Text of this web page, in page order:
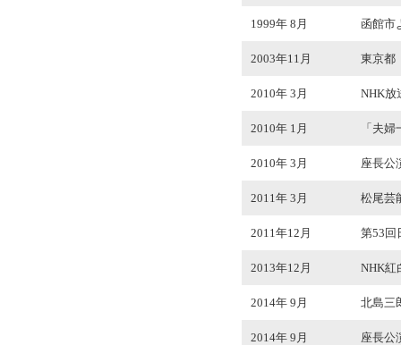
1999年 8月 函館市
2003年11月 東京都
2010年 3月 NHK放
2010年 1月 「夫
2010年 3月 座長公
2011年 3月 松尾芸
2011年12月 第53回
2013年12月 NHK紅
2014年 9月 北島三
2014年 9月 座長公